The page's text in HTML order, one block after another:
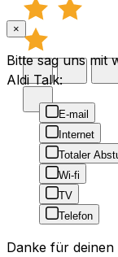
×
Bitte sag uns mit
Aldi Talk:
E-mail
Internet
Totaler
Wi-fi
TV
Telefon
Danke für